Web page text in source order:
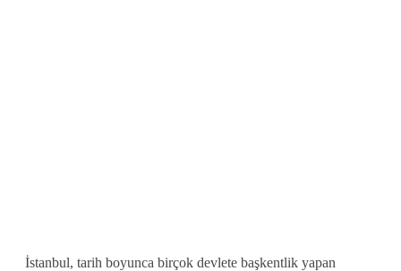
İstanbul, tarih boyunca birçok devlete başkentlik yapan